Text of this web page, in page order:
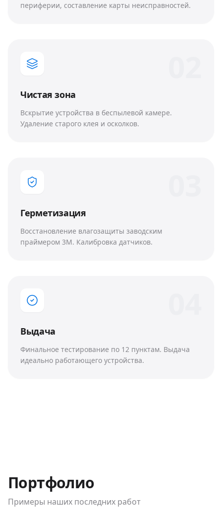
периферии, составление карты неисправностей.
Чистая зона
Вскрытие устройства в беспылевой камере.
Удаление старого клея и осколков.
Герметизация
Восстановление влагозащиты заводским
праймером 3M. Калибровка датчиков.
Выдача
Финальное тестирование по 12 пунктам. Выдача
идеально работающего устройства.
Портфолио
Примеры наших последних работ